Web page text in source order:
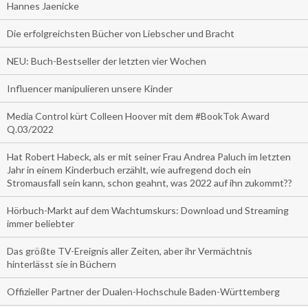
Hannes Jaenicke
Die erfolgreichsten Bücher von Liebscher und Bracht
NEU: Buch-Bestseller der letzten vier Wochen
Influencer manipulieren unsere Kinder
Media Control kürt Colleen Hoover mit dem #BookTok Award
Q.03/2022
Hat Robert Habeck, als er mit seiner Frau Andrea Paluch im letzten
Jahr in einem Kinderbuch erzählt, wie aufregend doch ein
Stromausfall sein kann, schon geahnt, was 2022 auf ihn zukommt??
Hörbuch-Markt auf dem Wachtumskurs: Download und Streaming
immer beliebter
Das größte TV-Ereignis aller Zeiten, aber ihr Vermächtnis
hinterlässt sie in Büchern
Offizieller Partner der Dualen-Hochschule Baden-Württemberg